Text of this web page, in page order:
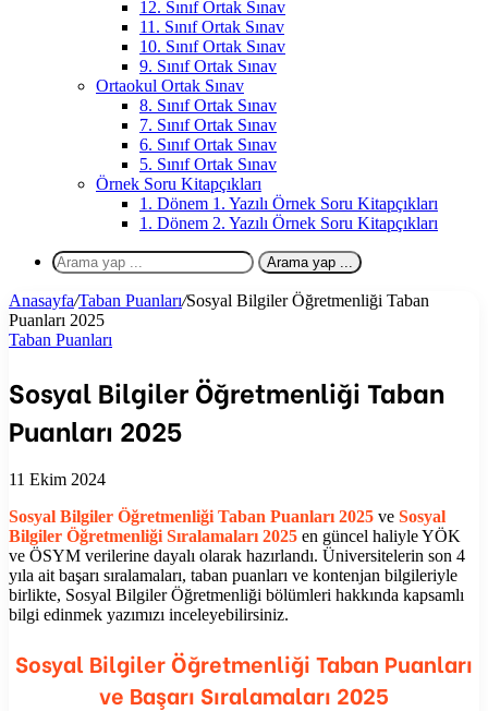
12. Sınıf Ortak Sınav
11. Sınıf Ortak Sınav
10. Sınıf Ortak Sınav
9. Sınıf Ortak Sınav
Ortaokul Ortak Sınav
8. Sınıf Ortak Sınav
7. Sınıf Ortak Sınav
6. Sınıf Ortak Sınav
5. Sınıf Ortak Sınav
Örnek Soru Kitapçıkları
1. Dönem 1. Yazılı Örnek Soru Kitapçıkları
1. Dönem 2. Yazılı Örnek Soru Kitapçıkları
Arama yap ...
Anasayfa/Taban Puanları/Sosyal Bilgiler Öğretmenliği Taban
Puanları 2025
Taban Puanları
Sosyal Bilgiler Öğretmenliği Taban
Puanları 2025
11 Ekim 2024
Sosyal Bilgiler Öğretmenliği Taban Puanları 2025 ve Sosyal
Bilgiler Öğretmenliği Sıralamaları 2025 en güncel haliyle YÖK
ve ÖSYM verilerine dayalı olarak hazırlandı. Üniversitelerin son 4
yıla ait başarı sıralamaları, taban puanları ve kontenjan bilgileriyle
birlikte, Sosyal Bilgiler Öğretmenliği bölümleri hakkında kapsamlı
bilgi edinmek yazımızı inceleyebilirsiniz.
Sosyal Bilgiler Öğretmenliği Taban Puanları
ve Başarı Sıralamaları 2025